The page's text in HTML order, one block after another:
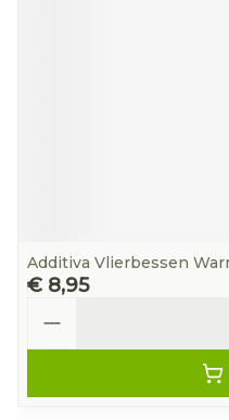
Additiva Vlierbessen
€ 8,95